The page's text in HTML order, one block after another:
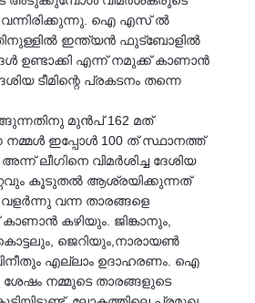
ഐ എസ് ൽ
ഇന്ത്യൻ ഫുട്‍ബോളിൽ
ഉണ്ടാക്കി എന്ന് നമുക്ക് കാണാൻ
ടീമിന്റെ പ്രകടനം തന്നെ
മുൻപ് 162 മത്
നമ്മൾ ഇപ്പോൾ 100 ത് സ്ഥാനത്ത്
ലീഗിനെ വിമർശിച്ച ദേശിയ
കൂടുതൽ ആശ്രയിക്കുന്നത്
വന്ന താരങ്ങളെ
കഴിയും. ജിങ്കാനും,
ജെറിയും,നാരായൺ
എല്ലാം ഉദാഹരണം. ഐ
നമ്മുടെ താരങ്ങളുടെ